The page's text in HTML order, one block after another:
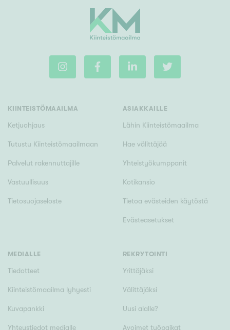
Tyydyttävä
Välttävä
Hissi
Järvi- tai merinäköala
Maalämpö
Parveke
Senioriasunto
KIINTEISTÖMAAILMA
Ketjuohjaus
Tutustu Kiinteistömaailmaan
Palvelut rakennuttajille
Vastuullisuus
Tietosuojaseloste
ASIAKKAILLE
Lähin Kiinteistömaailma
Hae välittäjää
Yhteistyökumppanit
Kotikansio
Tietoa evästeiden käytöstä
Evästeasetukset
MEDIALLE
Tiedotteet
Kiinteistömaailma lyhyesti
Kuvapankki
Yhteystiedot medialle
REKRYTOINTI
Yrittäjäksi
Välittäjäksi
Uusi alalle?
Avoimet työpaikat